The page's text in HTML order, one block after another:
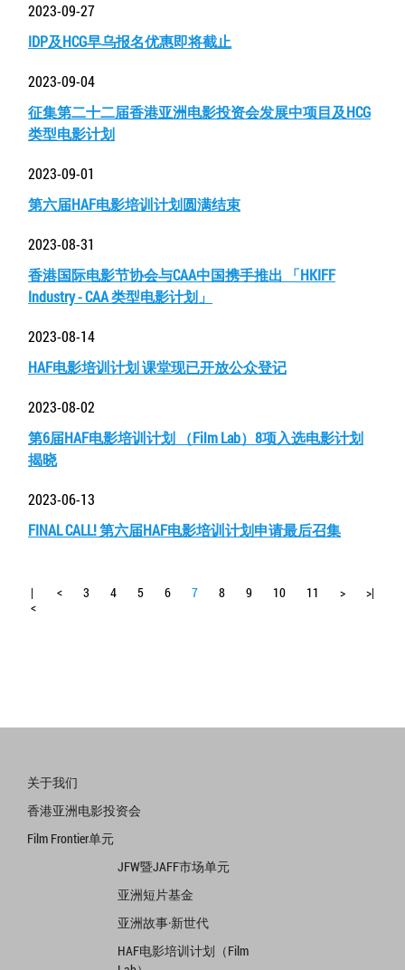
2023-09-27
IDP及HCG早乌报名优惠即将截止
2023-09-04
征集第二十二届香港亚洲电影投资会发展中项目及HCG
类型电影计划
2023-09-01
第六届HAF电影培训计划圆满结束
2023-08-31
香港国际电影节协会与CAA中国携手推出 「HKIFF
Industry - CAA 类型电影计划」
2023-08-14
HAF电影培训计划 课堂现已开放公众登记
2023-08-02
第6届HAF电影培训计划 （Film Lab）8项入选电影计划
揭晓
2023-06-13
FINAL CALL! 第六届HAF电影培训计划申请最后召集
|
<
< 3 4 5 6 7 8 9 10 11 > >|
关于我们
香港亚洲电影投资会
Film Frontier单元
JFW暨JAFF市场单元
亚洲短片基金
亚洲故事·新世代
HAF电影培训计划（Film